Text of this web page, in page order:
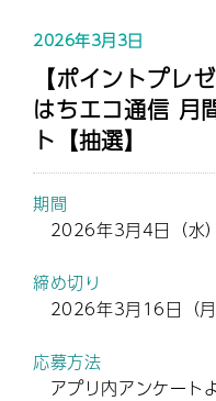
2026年3月3日
【ポイントプレゼ
はちエコ通信 月
ト【抽選】
期間
2026年3月4日（水
締め切り
2026年3月16日（月
応募方法
アプリ内アンケート